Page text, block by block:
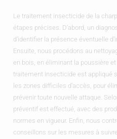
Le traitement insecticide de la
étapes précises. D’abord, un
d’identifier la présence éventuelle
Ensuite, nous procédons au
en bois, en éliminant la poussière
traitement insecticide est appliqué
les zones difficiles d’accès, pour
prévenir toute nouvelle attaque.
préventif est effectué, avec des
normes en vigueur. Enfin, nous
conseillons sur les mesures à